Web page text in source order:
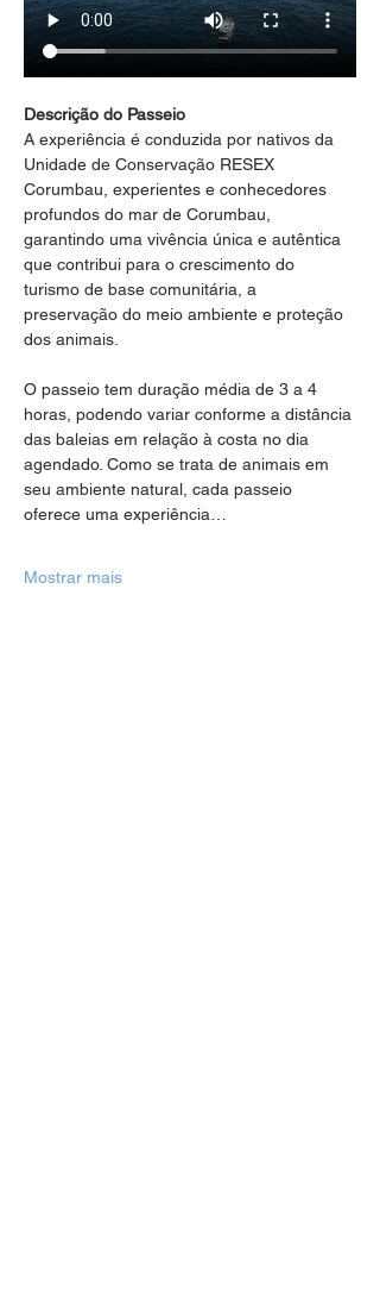
Descrição do Passeio
A experiência é conduzida por nativos da
Unidade de Conservação RESEX
Corumbau, experientes e conhecedores
profundos do mar de Corumbau,
garantindo uma vivência única e autêntica
que contribui para o crescimento do
turismo de base comunitária, a
preservação do meio ambiente e proteção
dos animais.
O passeio tem duração média de 3 a 4
horas, podendo variar conforme a distância
das baleias em relação à costa no dia
agendado. Como se trata de animais em
seu ambiente natural, cada passeio
oferece uma experiência…
Mostrar mais